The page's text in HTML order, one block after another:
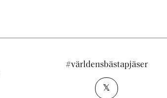
#världensbästapjäser
𝕏